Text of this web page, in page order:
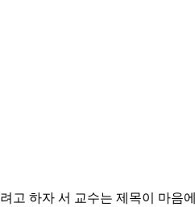
고 하자 서 교수는 제목이 마